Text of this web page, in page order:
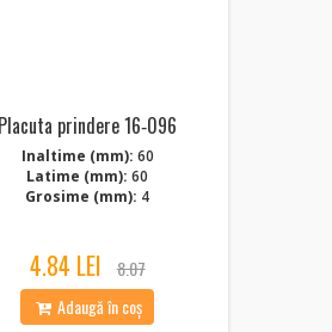
Placuta prindere 16‑096
Inaltime (mm): 60
Latime (mm): 60
Grosime (mm): 4
4.84 LEI 8.07
Adaugă în coș